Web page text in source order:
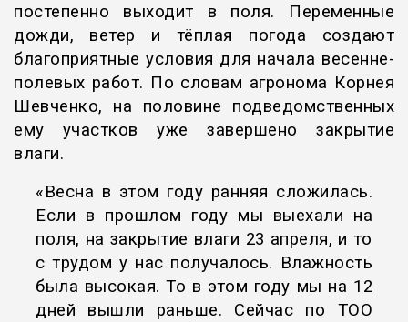
постепенно выходит в поля. Переменные
дожди, ветер и тёплая погода создают
благоприятные условия для начала весенне-
полевых работ. По словам агронома Корнея
Шевченко, на половине подведомственных
ему участков уже завершено закрытие
влаги.
«Весна в этом году ранняя сложилась.
Если в прошлом году мы выехали на
поля, на закрытие влаги 23 апреля, и то
с трудом у нас получалось. Влажность
была высокая. То в этом году мы на 12
дней вышли раньше. Сейчас по ТОО